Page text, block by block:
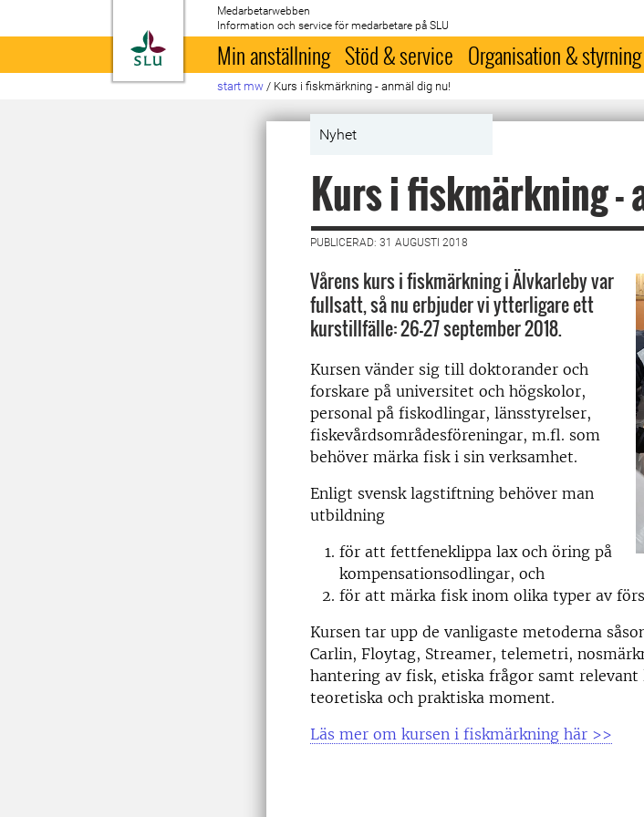
Till startsida
Medarbetarwebben
Information och service för medarbetare på SLU
Min anställning Stöd & service Organisation & styrning
start mw / Kurs i fiskmärkning - anmäl dig nu!
Nyhet
Kurs i fiskmärkning -
PUBLICERAD: 31 AUGUSTI 2018
Vårens kurs i fiskmärkning i Älvkarleby var
fullsatt, så nu erbjuder vi ytterligare ett
kurstillfälle: 26-27 september 2018.
Kursen vänder sig till doktorander och
forskare på universitet och högskolor,
personal på fiskodlingar, länsstyrelser,
fiskevårdsområdesföreningar, m.fl. som
behöver märka fisk i sin verksamhet.
Enligt svensk lagstiftning behöver man
utbildning
för att fettfeneklippa lax och öring på
kompensationsodlingar, och
för att märka fisk inom olika typer av
Kursen tar upp de vanligaste metoderna
Carlin, Floytag, Streamer, telemetri,
hantering av fisk, etiska frågor samt
teoretiska och praktiska moment.
Läs mer om kursen i fiskmärkning här >>